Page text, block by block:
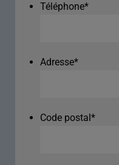
Téléphone*
Adresse*
Code postal*